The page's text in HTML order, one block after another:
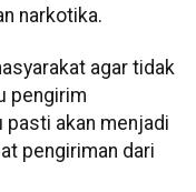
narkotika.
agar tidak
pengirim
pasti akan menjadi
pengiriman dari